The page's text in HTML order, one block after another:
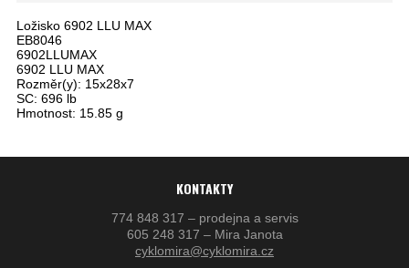
Ložisko 6902 LLU MAX
EB8046
6902LLUMAX
6902 LLU MAX
Rozměr(y): 15x28x7
SC: 696 lb
Hmotnost: 15.85 g
KONTAKTY
774 848 317 – prodejna a servis
605 248 317 – Mira Janota
cyklomira@cyklomira.cz